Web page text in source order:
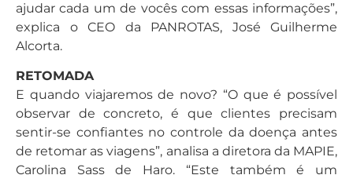
ajudar cada um de vocês com essas informações”,
explica o CEO da PANROTAS, José Guilherme
Alcorta.
RETOMADA
E quando viajaremos de novo? “O que é possível
observar de concreto, é que clientes precisam
sentir-se confiantes no controle da doença antes
de retomar as viagens”, analisa a diretora da MAPIE,
Carolina Sass de Haro. “Este também é um